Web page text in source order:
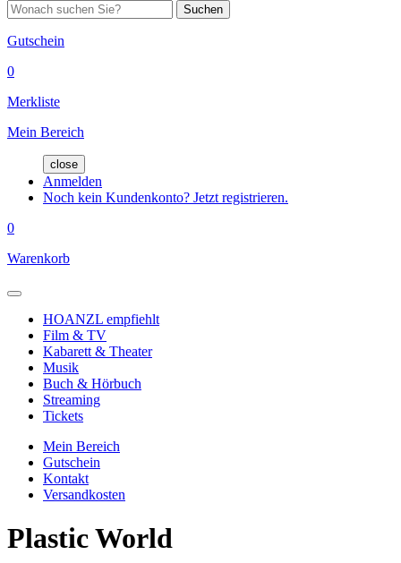
Suchen
Gutschein
0
Merkliste
Mein Bereich
close
Anmelden
Noch kein Kundenkonto? Jetzt registrieren.
0
Warenkorb
HOANZL empfiehlt
Film & TV
Kabarett & Theater
Musik
Buch & Hörbuch
Streaming
Tickets
Mein Bereich
Gutschein
Kontakt
Versandkosten
Plastic World